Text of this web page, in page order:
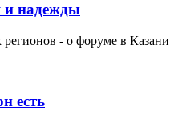
и надежды
- о форуме в Казани
есть